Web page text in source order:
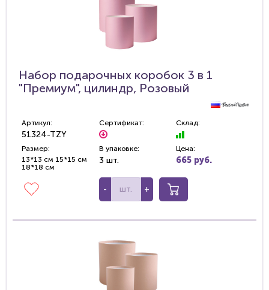
Набор подарочных коробок 3 в 1
"Премиум", цилиндр, Розовый
Артикул:
51324-TZY
Сертификат: Склад:
Размер:
13*13 см 15*15 см
18*18 см
В упаковке:
3 шт.
Цена:
665 руб.
- +